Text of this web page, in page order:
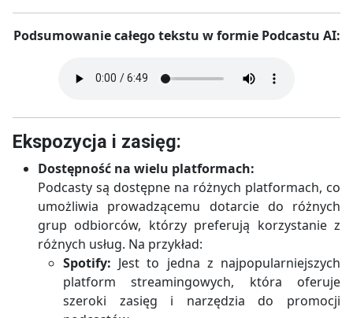
Podsumowanie całego tekstu w formie Podcastu AI:
Ekspozycja i zasięg:
Dostępność na wielu platformach:
Podcasty są dostępne na różnych platformach, co
umożliwia prowadzącemu dotarcie do różnych
grup odbiorców, którzy preferują korzystanie z
różnych usług. Na przykład:
Spotify: Jest to jedna z najpopularniejszych
platform streamingowych, która oferuje
szeroki zasięg i narzędzia do promocji